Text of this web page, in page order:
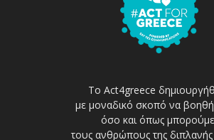
Το Act4greece
με μοναδικό σκοπό να
όσο και όπως
τους ανθρώπους της